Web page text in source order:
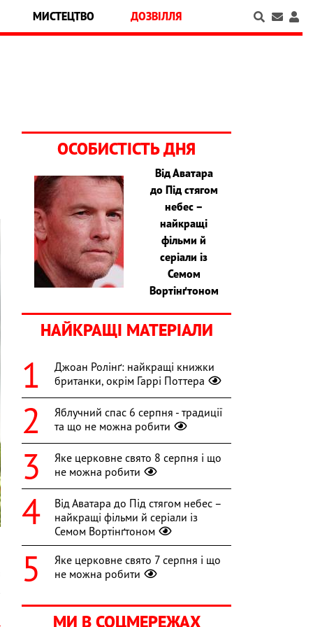
МИСТЕЦТВО ДОЗВІЛЛЯ
ОСОБИСТІСТЬ ДНЯ
Від Аватара
до Під стягом
небес –
найкращі
фільми й
серіали із
Семом
Вортінґтоном
НАЙКРАЩІ МАТЕРІАЛИ
Джоан Ролінґ: найкращі книжки
британки, окрім Гаррі Поттера
Яблучний спас 6 серпня - традиції
та що не можна робити
Яке церковне свято 8 серпня і що
не можна робити
Від Аватара до Під стягом небес –
найкращі фільми й серіали із
Семом Вортінґтоном
Яке церковне свято 7 серпня і що
не можна робити
МИ В СОЦМЕРЕЖАХ